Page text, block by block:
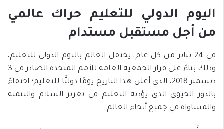
اليوم الدولي للتعليم حراك عالمي
من أجل مستقبل مستدام
في 24 يناير من كل عام، يحتفل العالم باليوم الدولي للتعليم،
وذلك بناءً على قرار الجمعية العامة للأمم المتحدة الصادر في 3
ديسمبر 2018، الذي أعلن هذا التاريخ يومًا دوليًّا للتعليم؛ احتفاءً
بالدور الحيوي الذي يؤديه التعليم في تعزيز السلام والتنمية
والمساواة في جميع أنحاء العالم.